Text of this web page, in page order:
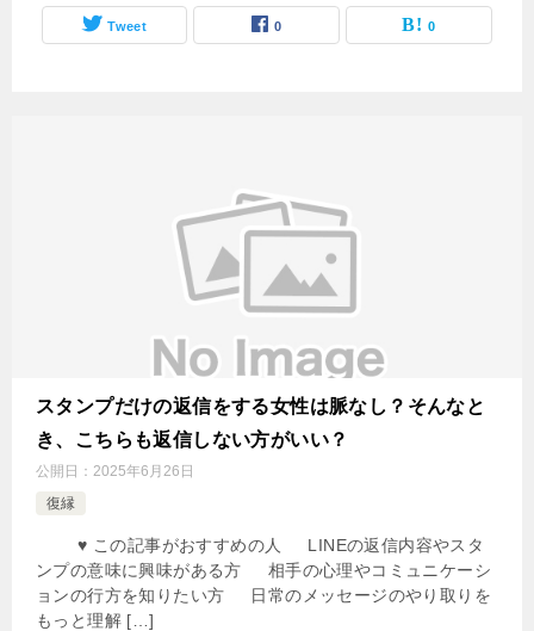
Tweet 0 0
スタンプだけの返信をする女性は脈なし？そんなと
き、こちらも返信しない方がいい？
公開日： 2025年6月26日
復縁
♥ この記事がおすすめの人 LINEの返信内容やスタ
ンプの意味に興味がある方 相手の心理やコミュニケーシ
ョンの行方を知りたい方 日常のメッセージのやり取りを
もっと理解 […]